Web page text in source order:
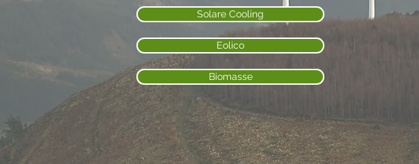
Solare Cooling
Eolico
Biomasse